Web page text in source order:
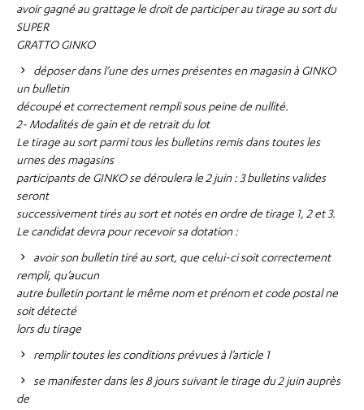
avoir gagné au grattage le droit de participer au tirage au sort du
SUPER
GRATTO GINKO
déposer dans l’une des urnes présentes en magasin à GINKO
un bulletin
découpé et correctement rempli sous peine de nullité.
2- Modalités de gain et de retrait du lot
Le tirage au sort parmi tous les bulletins remis dans toutes les
urnes des magasins
participants de GINKO se déroulera le 2 juin : 3 bulletins valides
seront
successivement tirés au sort et notés en ordre de tirage 1, 2 et 3.
Le candidat devra pour recevoir sa dotation :
avoir son bulletin tiré au sort, que celui-ci soit correctement
rempli, qu’aucun
autre bulletin portant le même nom et prénom et code postal ne
soit détecté
lors du tirage
remplir toutes les conditions prévues à l’article 1
se manifester dans les 8 jours suivant le tirage du 2 juin auprès
de